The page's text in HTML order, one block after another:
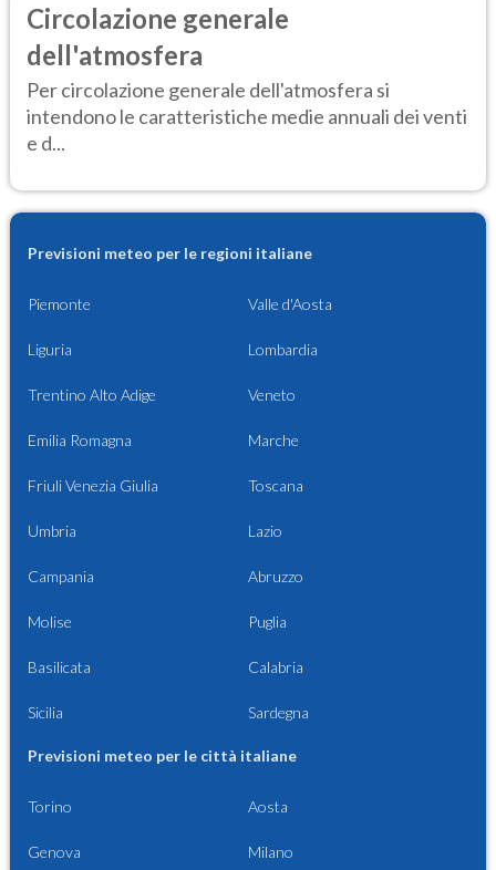
Circolazione generale
dell'atmosfera
Per circolazione generale dell'atmosfera si
intendono le caratteristiche medie annuali dei venti
e d...
Previsioni meteo per le regioni italiane
Piemonte Valle d'Aosta
Liguria Lombardia
Trentino Alto Adige Veneto
Emilia Romagna Marche
Friuli Venezia Giulia Toscana
Umbria Lazio
Campania Abruzzo
Molise Puglia
Basilicata Calabria
Sicilia Sardegna
Previsioni meteo per le città italiane
Torino Aosta
Genova Milano